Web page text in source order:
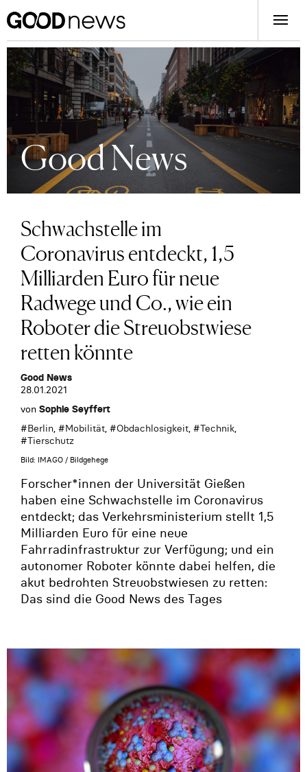
Good News
Schwachstelle im
Coronavirus entdeckt, 1,5
Milliarden Euro für neue
Radwege und Co., wie ein
Roboter die Streuobstwiese
retten könnte
Good News
28.01.2021
von Sophie Seyffert
#Berlin, #Mobilität, #Obdachlosigkeit, #Technik,
#Tierschutz
Bild: IMAGO / Bildgehege
Forscher*innen der Universität Gießen
haben eine Schwachstelle im Coronavirus
entdeckt; das Verkehrsministerium stellt 1,5
Milliarden Euro für eine neue
Fahrradinfrastruktur zur Verfügung; und ein
autonomer Roboter könnte dabei helfen, die
akut bedrohten Streuobstwiesen zu retten:
Das sind die Good News des Tages